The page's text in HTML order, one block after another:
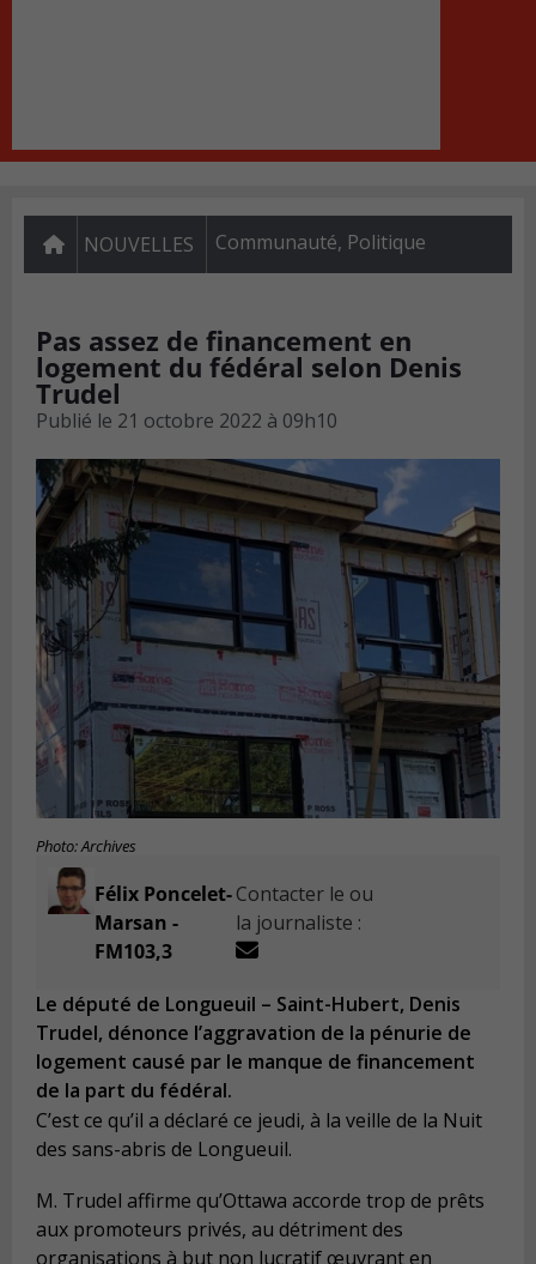
NOUVELLES Communauté, Politique
Pas assez de financement en
logement du fédéral selon Denis
Trudel
Publié le 21 octobre 2022 à 09h10
Photo: Archives
Félix Poncelet-
Marsan -
FM103,3
Contacter le ou
la journaliste :
Le député de Longueuil – Saint-Hubert, Denis
Trudel, dénonce l’aggravation de la pénurie de
logement causé par le manque de financement
de la part du fédéral.
C’est ce qu’il a déclaré ce jeudi, à la veille de la Nuit
des sans-abris de Longueuil.
M. Trudel affirme qu’Ottawa accorde trop de prêts
aux promoteurs privés, au détriment des
organisations à but non lucratif œuvrant en